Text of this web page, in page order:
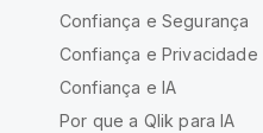
Confiança e Segurança
Confiança e Privacidade
Confiança e IA
Por que a Qlik para IA